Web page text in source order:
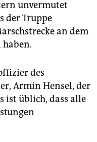
unvermutet
der Truppe
an dem
des
Armin Hensel, der
ist üblich, dass alle